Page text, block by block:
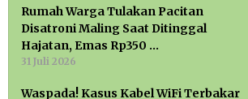
Rumah Warga Tulakan Pacitan
Disatroni Maling Saat Ditinggal
Hajatan, Emas Rp350 …
31 Juli 2026
Waspada! Kasus Kabel WiFi Terbakar